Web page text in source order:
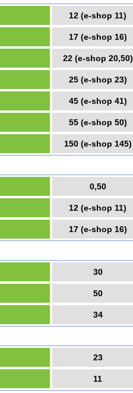
12 (e-shop 11)
17 (e-shop 16)
22 (e-shop 20,50)
25 (e-shop 23)
45 (e-shop 41)
55 (e-shop 50)
150 (e-shop 145)
0,50
12 (e-shop 11)
17 (e-shop 16)
30
50
34
23
11